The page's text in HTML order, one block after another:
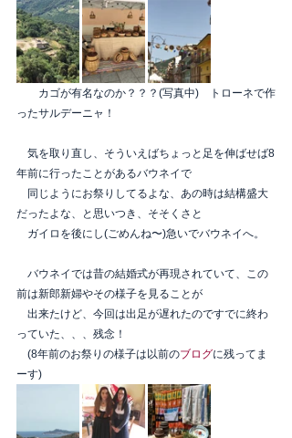
カゴが有名なのか？？？(写真中)　トローネで作
ったサルデーニャ！
気を取り直し、そういえばちょっと足を伸ばせば8
年前に行ったことがあるバウネイで
同じようにお祭りしてるよな、あの時は結構盛大
だったよな、と思いつき、そそくさと
ガイロを後にし(ごめんね〜)急いでバウネイへ。
バウネイでは昔の結婚式が再現されていて、この
前は新郎新婦やその様子を見ることが
出来たけど、今回は出足が遅れたのですでに終わ
っていた、、、残念！
(8年前のお祭りの様子は以前のブログに残ってま
ーす)